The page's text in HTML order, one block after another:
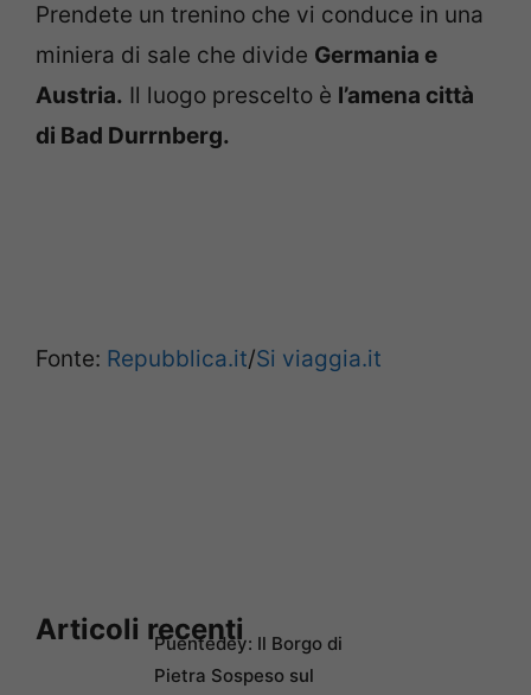
Prendete un trenino che vi conduce in una
miniera di sale che divide Germania e
Austria. Il luogo prescelto è l’amena città
di Bad Durrnberg.
Fonte: Repubblica.it/Si viaggia.it
Articoli recentiPuentedey: Il Borgo di
Pietra Sospeso sul